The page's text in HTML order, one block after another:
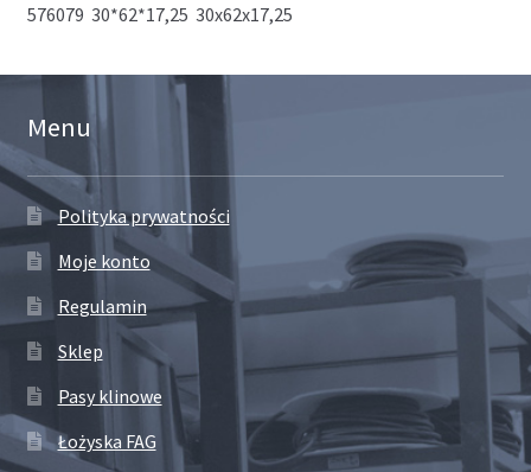
576079 30*62*17,25 30x62x17,25
Menu
Polityka prywatności
Moje konto
Regulamin
Sklep
Pasy klinowe
Łożyska FAG